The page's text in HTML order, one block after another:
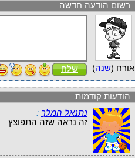
רשום הודעה חדשה
אורח (שנה) שלח
הודעות קודמות
נתנאל המלך :
זה נראה שזה התפוצץ